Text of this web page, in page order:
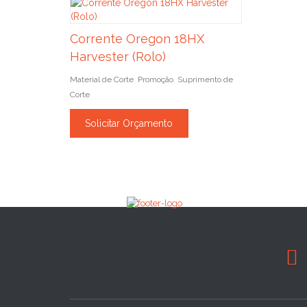
Corrente Oregon 18HX
Harvester (Rolo)
Material de Corte Promoção Suprimento de
Corte
Solicitar Orçamento
